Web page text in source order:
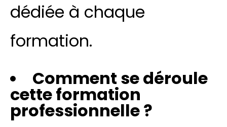
dédiée à chaque
formation.
Comment se déroule
cette formation
professionnelle ?